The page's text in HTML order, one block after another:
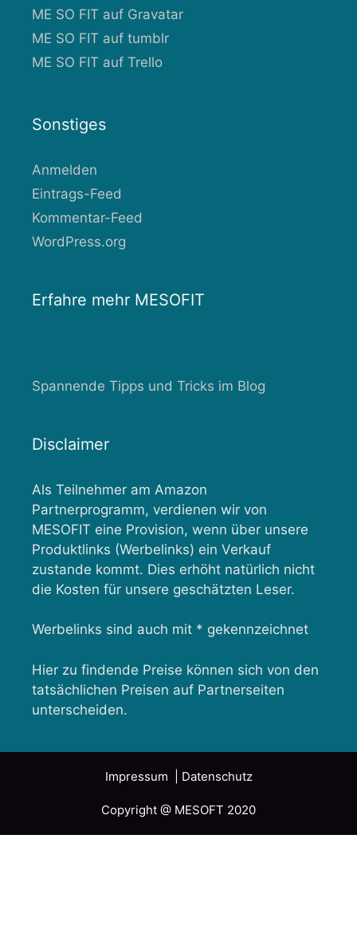
ME SO FIT auf Gravatar
ME SO FIT auf tumblr
ME SO FIT auf Trello
Sonstiges
Anmelden
Eintrags-Feed
Kommentar-Feed
WordPress.org
Erfahre mehr MESOFIT
Spannende Tipps und Tricks im Blog
Disclaimer
Als Teilnehmer am Amazon
Partnerprogramm, verdienen wir von
MESOFIT eine Provision, wenn über unsere
Produktlinks (Werbelinks) ein Verkauf
zustande kommt. Dies erhöht natürlich nicht
die Kosten für unsere geschätzten Leser.
Werbelinks sind auch mit * gekennzeichnet
Hier zu findende Preise können sich von den
tatsächlichen Preisen auf Partnerseiten
unterscheiden.
Impressum | Datenschutz
Copyright @ MESOFT 2020